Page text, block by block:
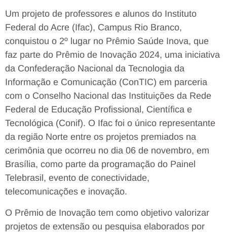
Um projeto de professores e alunos do Instituto
Federal do Acre (Ifac), Campus Rio Branco,
conquistou o 2º lugar no Prêmio Saúde Inova, que
faz parte do Prêmio de Inovação 2024, uma iniciativa
da Confederação Nacional da Tecnologia da
Informação e Comunicação (ConTIC) em parceria
com o Conselho Nacional das Instituições da Rede
Federal de Educação Profissional, Científica e
Tecnológica (Conif). O Ifac foi o único representante
da região Norte entre os projetos premiados na
cerimônia que ocorreu no dia 06 de novembro, em
Brasília, como parte da programação do Painel
Telebrasil, evento de conectividade,
telecomunicações e inovação.
O Prêmio de Inovação tem como objetivo valorizar
projetos de extensão ou pesquisa elaborados por